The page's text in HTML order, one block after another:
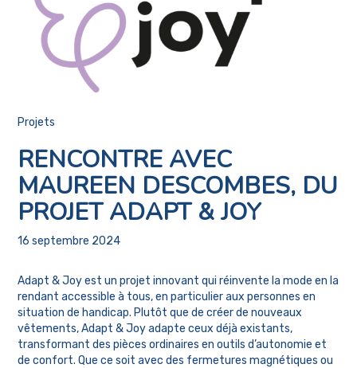
Projets
RENCONTRE AVEC
MAUREEN DESCOMBES, DU
PROJET ADAPT & JOY
16 septembre 2024
Adapt & Joy est un projet innovant qui réinvente la mode en la
rendant accessible à tous, en particulier aux personnes en
situation de handicap. Plutôt que de créer de nouveaux
vêtements, Adapt & Joy adapte ceux déjà existants,
transformant des pièces ordinaires en outils d’autonomie et
de confort. Que ce soit avec des fermetures magnétiques ou